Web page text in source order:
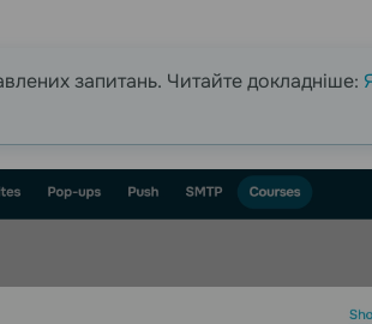
запитань. Читайте докладніше: